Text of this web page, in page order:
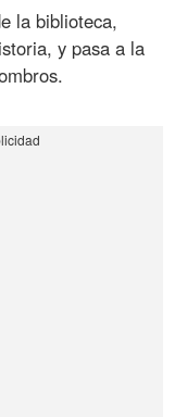
la biblioteca,
y pasa a la